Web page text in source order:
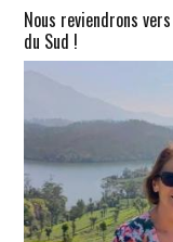
Nous reviendrons
du Sud !